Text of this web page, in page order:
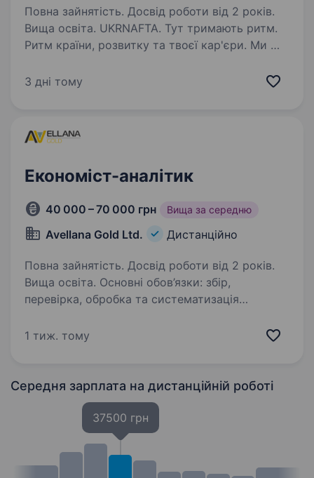
Повна зайнятість. Досвід роботи від 2 років.
Вища освіта. UKRNAFTA. Тут тримають ритм.
Ритм країни, розвитку та твоєї кар'єри. Ми —
Сьогодні це 2 000+ свердловин, майже 700
3 дні тому
Економіст-аналітик
40 000 – 70 000 грн Вища за середню
Avellana Gold Ltd. Дистанційно
Повна зайнятість. Досвід роботи від 2 років.
Вища освіта. Основні обов’язки: збір,
перевірка, обробка та систематизація
підготовка аналітичних таблиць, звітів,
1 тиж. тому
Середня зарплата на дистанційній роботі
37500 грн